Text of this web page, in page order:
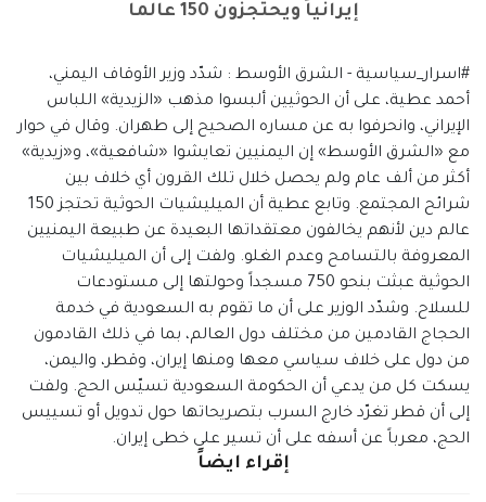
إيرانياً ويحتجزون 150 عالما
#اسرار_سياسية - الشرق الأوسط : شدّد وزير الأوقاف اليمني،
أحمد عطية، على أن الحوثيين ألبسوا مذهب «الزيدية» اللباس
الإيراني، وانحرفوا به عن مساره الصحيح إلى طهران. وقال في حوار
مع «الشرق الأوسط» إن اليمنيين تعايشوا «شافعية»، و«زيدية»
أكثر من ألف عام ولم يحصل خلال تلك القرون أي خلاف بين
شرائح المجتمع. وتابع عطية أن الميليشيات الحوثية تحتجز 150
عالم دين لأنهم يخالفون معتقداتها البعيدة عن طبيعة اليمنيين
المعروفة بالتسامح وعدم الغلو. ولفت إلى أن الميليشيات
الحوثية عبثت بنحو 750 مسجداً وحولتها إلى مستودعات
للسلاح. وشدّد الوزير على أن ما تقوم به السعودية في خدمة
الحجاج القادمين من مختلف دول العالم، بما في ذلك القادمون
من دول على خلاف سياسي معها ومنها إيران، وقطر، واليمن،
يسكت كل من يدعي أن الحكومة السعودية تسيّس الحج. ولفت
إلى أن قطر تغرّد خارج السرب بتصريحاتها حول تدويل أو تسييس
الحج، معرباً عن أسفه على أن تسير على خطى إيران.
إقراء ايضاً